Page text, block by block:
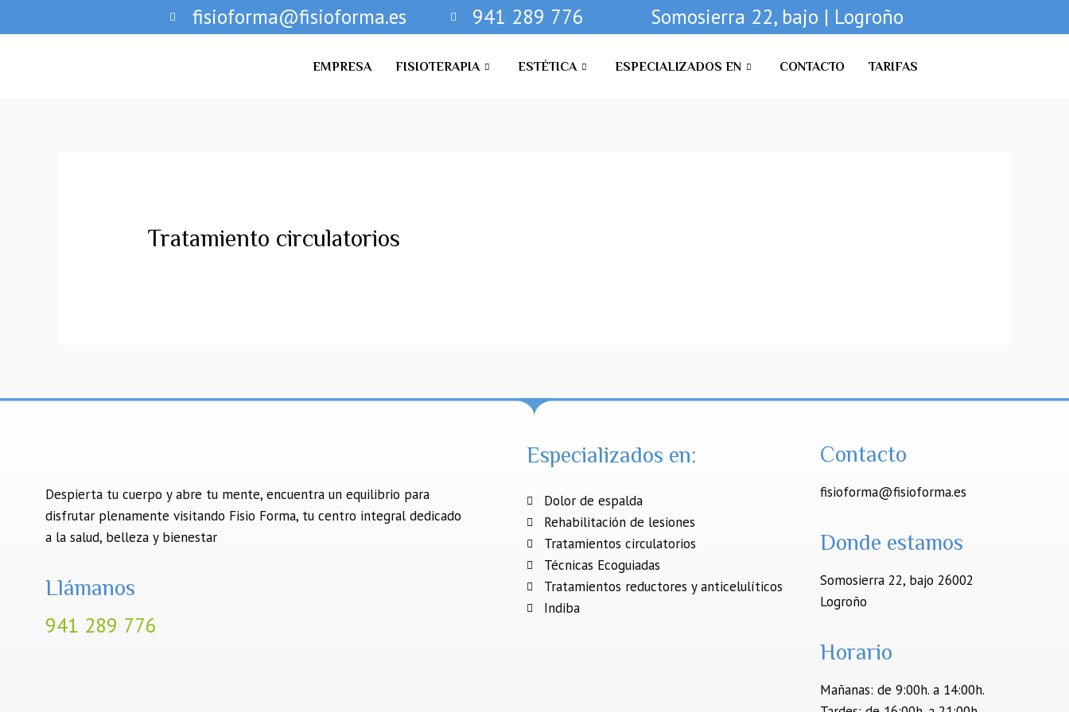
fisioforma@fisioforma.es 941 289 776 Somosierra 22, bajo | Logroño
EMPRESA FISIOTERAPIA ESTÉTICA ESPECIALIZADOS EN CONTACTO TARIFAS
Tratamiento circulatorios
Despierta tu cuerpo y abre tu mente, encuentra un equilibrio para
disfrutar plenamente visitando Fisio Forma, tu centro integral dedicado
a la salud, belleza y bienestar
Llámanos
941 289 776
Especializados en:
Dolor de espalda
Rehabilitación de lesiones
Tratamientos circulatorios
Técnicas Ecoguiadas
Tratamientos reductores y anticelulíticos
Indiba
Contacto
fisioforma@fisioforma.es
Donde estamos
Somosierra 22, bajo 26002
Logroño
Horario
Mañanas: de 9:00h. a 14:00h.